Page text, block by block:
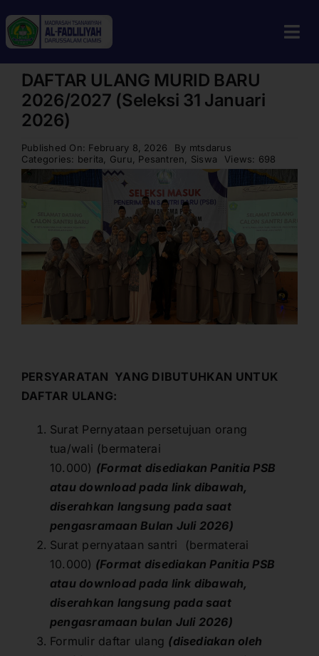
to
content
Home
Profil
Guru & Tenaga Kependidikan
Alumni
Galeri
DAFTAR ULANG MURID BARU
2026/2027 (Seleksi 31 Januari
2026)
Published On: February 8, 2026 By mtsdarus
Categories: berita Guru Pesantren Siswa Views: 698
PERSYARATAN YANG DIBUTUHKAN UNTUK
DAFTAR ULANG:
Surat Pernyataan persetujuan orang
tua/wali (bermaterai
10.000) (Format disediakan Panitia PSB
atau download pada link dibawah,
diserahkan langsung pada saat
pengasramaan Bulan Juli 2026)
Surat pernyataan santri (bermaterai
10.000) (Format disediakan Panitia PSB
atau download pada link dibawah,
diserahkan langsung pada saat
pengasramaan bulan Juli 2026)
Formulir daftar ulang (disediakan oleh